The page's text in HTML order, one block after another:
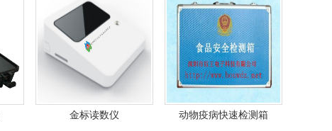
金标读数仪 动物疫病快速检测箱